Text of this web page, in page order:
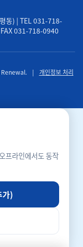
동) | TEL 031-718-
031-718-0940
|
개인정보 처리
프라인에서도 동작
가)